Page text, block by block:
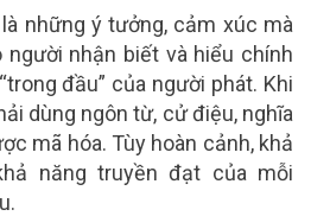
những ý tưởng, cảm xúc mà
nhận biết và hiểu chính
đầu” của người phát. Khi
dùng ngôn từ, cử điệu, nghĩa
mã hóa. Tùy hoàn cảnh, khả
năng truyền đạt của mỗi